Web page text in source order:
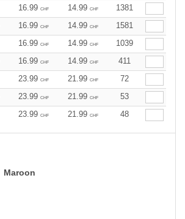
16.99 CHF 14.99 CHF
1381
16.99 CHF 14.99 CHF
1581
16.99 CHF 14.99 CHF
1039
16.99 CHF 14.99 CHF
411
23.99 CHF 21.99 CHF
72
23.99 CHF 21.99 CHF
53
23.99 CHF 21.99 CHF 48
Maroon